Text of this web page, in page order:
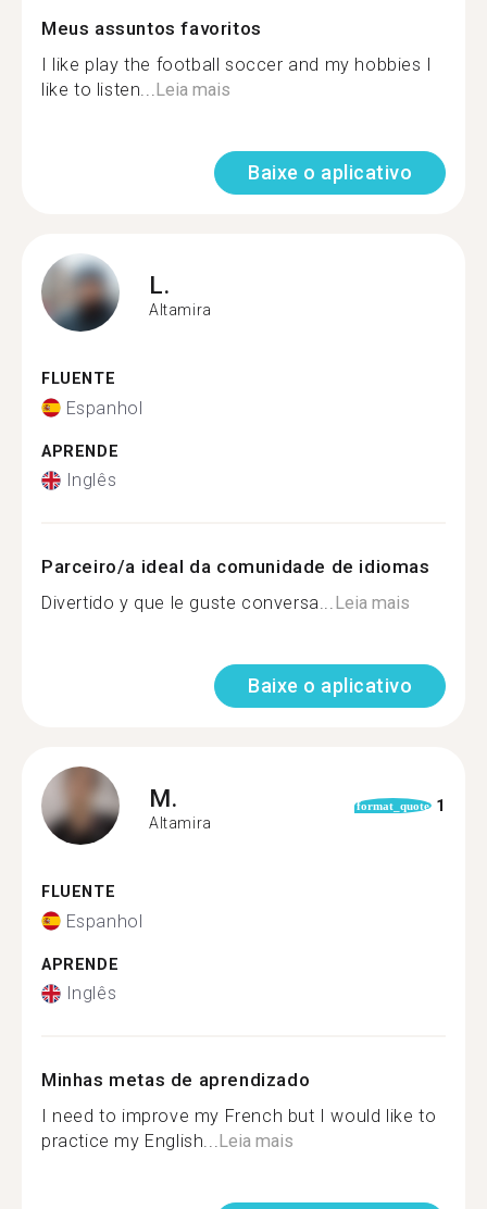
Meus assuntos favoritos
I like play the football soccer and my hobbies I
like to listen...Leia mais
Baixe o aplicativo
L.
Altamira
FLUENTE
Espanhol
APRENDE
Inglês
Parceiro/a ideal da comunidade de idiomas
Divertido y que le guste conversa...Leia mais
Baixe o aplicativo
M.
Altamira
format_quote 1
FLUENTE
Espanhol
APRENDE
Inglês
Minhas metas de aprendizado
I need to improve my French but I would like to
practice my English...Leia mais